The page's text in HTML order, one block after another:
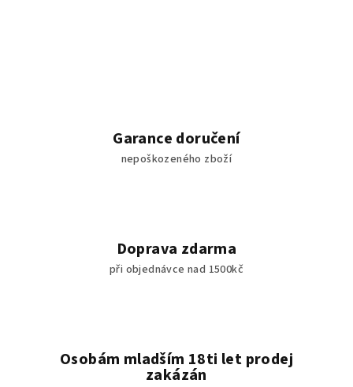
Garance doručení
nepoškozeného zboží
Doprava zdarma
při objednávce nad 1500kč
Osobám mladším 18ti let prodej
zakázán